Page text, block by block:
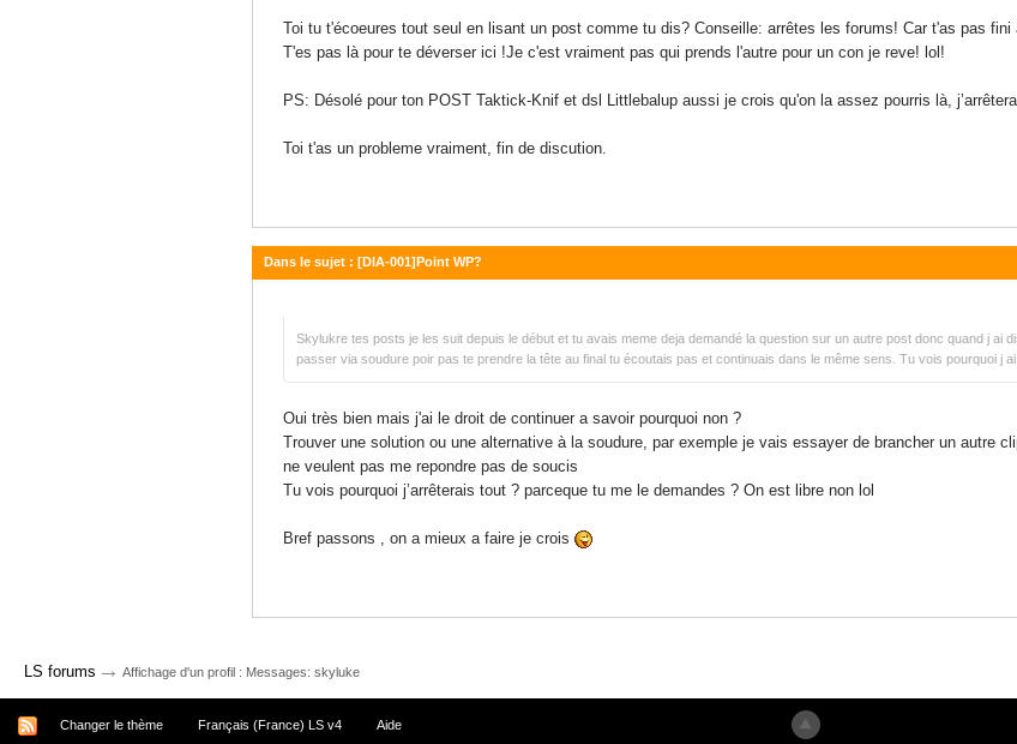
Toi tu t'écoeures tout seul en lisant un post comme tu dis? Conseille: arrêtes les forums! Car t'as pas fini
T'es pas là pour te déverser ici !Je c'est vraiment pas qui prends l'autre pour un con je reve! lol!
PS: Désolé pour ton POST Taktick-Knif et dsl Littlebalup aussi je crois qu'on la assez pourris là,
Toi t'as un probleme vraiment, fin de discution.
Dans le sujet : [DIA-001]Point WP?
Skylukre tes posts je les suit depuis le début et tu avais meme deja demandé la question sur un autre post donc quand j ai
passer via soudure poir pas te prendre la tête au final tu écoutais pas et continuais dans le même sens. Tu vois pourquoi j ai
Oui très bien mais j'ai le droit de continuer a savoir pourquoi non ?
Trouver une solution ou une alternative à la soudure, par exemple je vais essayer de brancher un autre
ne veulent pas me repondre pas de soucis
Tu vois pourquoi j’arrêterais tout ? parceque tu me le demandes ? On est libre non lol
Bref passons , on a mieux a faire je crois
LS forums → Affichage d'un profil : Messages: skyluke
Changer le thème Français (France) LS v4 Aide